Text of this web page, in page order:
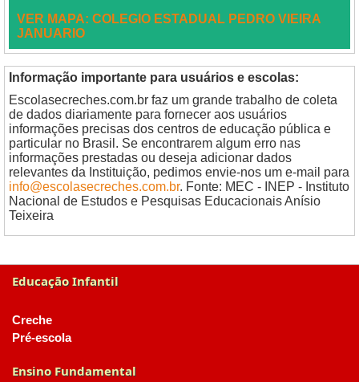
VER MAPA: COLEGIO ESTADUAL PEDRO VIEIRA
JANUARIO
Informação importante para usuários e escolas:
Escolasecreches.com.br faz um grande trabalho de coleta
de dados diariamente para fornecer aos usuários
informações precisas dos centros de educação pública e
particular no Brasil. Se encontrarem algum erro nas
informações prestadas ou deseja adicionar dados
relevantes da Instituição, pedimos envie-nos um e-mail para
info@escolasecreches.com.br. Fonte: MEC - INEP - Instituto
Nacional de Estudos e Pesquisas Educacionais Anísio
Teixeira
Educação Infantil
Creche
Pré-escola
Ensino Fundamental